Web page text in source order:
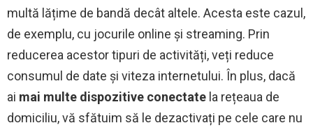
multă lățime de bandă decât altele. Acesta este cazul,
de exemplu, cu jocurile online și streaming. Prin
reducerea acestor tipuri de activități, veți reduce
consumul de date și viteza internetului. În plus, dacă
ai mai multe dispozitive conectate la rețeaua de
domiciliu, vă sfătuim să le dezactivați pe cele care nu